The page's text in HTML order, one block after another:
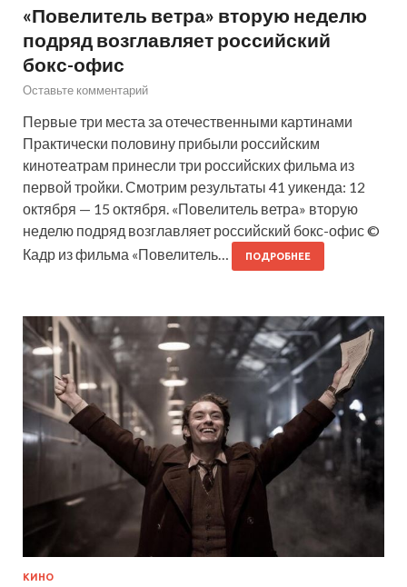
«Повелитель ветра» вторую неделю
подряд возглавляет российский
бокс-офис
Оставьте комментарий
Первые три места за отечественными картинами
Практически половину прибыли российским
кинотеатрам принесли три российских фильма из
первой тройки. Смотрим результаты 41 уикенда: 12
октября — 15 октября. «Повелитель ветра» вторую
неделю подряд возглавляет российский бокс-офис ©
Кадр из фильма «Повелитель…
ПОДРОБНЕЕ
КИНО